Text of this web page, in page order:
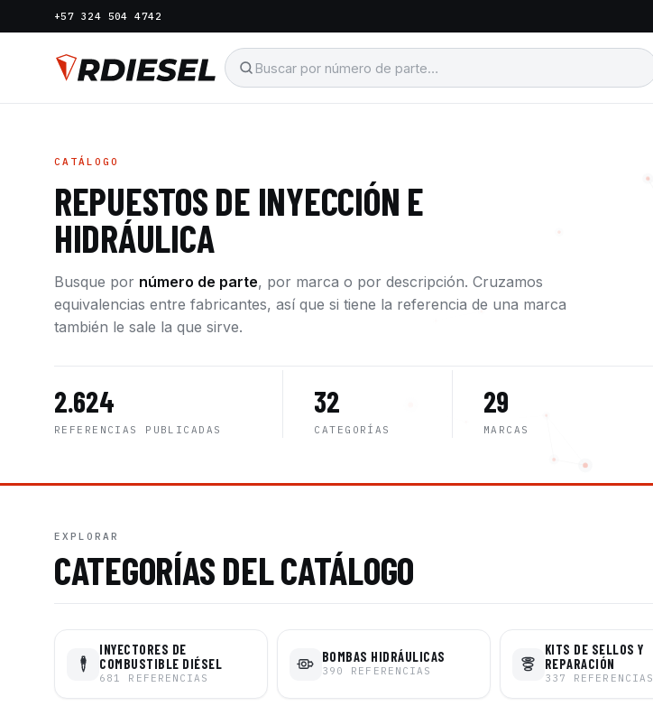
+57 324 504 4742
CATÁLOGO
REPUESTOS DE INYECCIÓN E
HIDRÁULICA
Busque por número de parte, por marca o por descripción. Cruzamos
equivalencias entre fabricantes, así que si tiene la referencia de una marca
también le sale la que sirve.
2.624
REFERENCIAS PUBLICADAS
32
CATEGORÍAS
29
MARCAS
EXPLORAR
CATEGORÍAS DEL CATÁLOGO
INYECTORES DE
COMBUSTIBLE DIÉSEL
681 REFERENCIAS
BOMBAS HIDRÁULICAS
390 REFERENCIAS
KITS DE SELLOS Y
REPARACIÓN
337 REFERENCIAS